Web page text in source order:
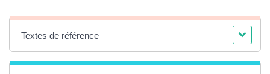
Textes de référence